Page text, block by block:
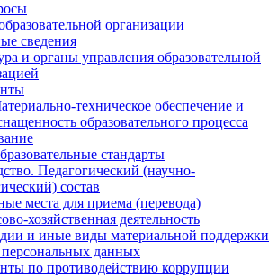
организации
сведения
и органы управления образовательной
техническое обеспечение и
образовательного процесса
стандарты
Педагогический (научно-
состав
места для приема (перевода)
хозяйственная деятельность
и иные виды материальной поддержки
данных
по противодействию коррупции